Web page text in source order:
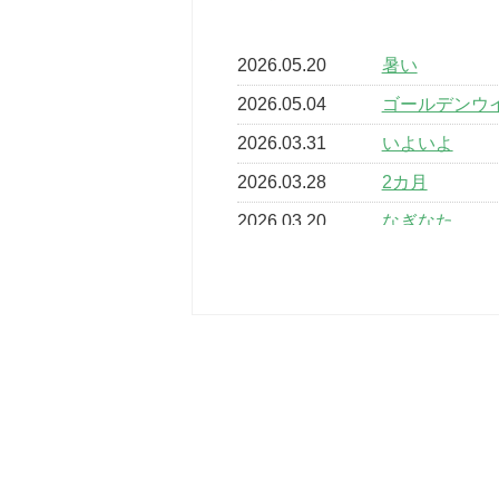
2026.05.20 暑い
2026.05.04 ゴールデンウ
2026.03.31 いよいよ
2026.03.28 2カ月
2026.03.20 なぎなた